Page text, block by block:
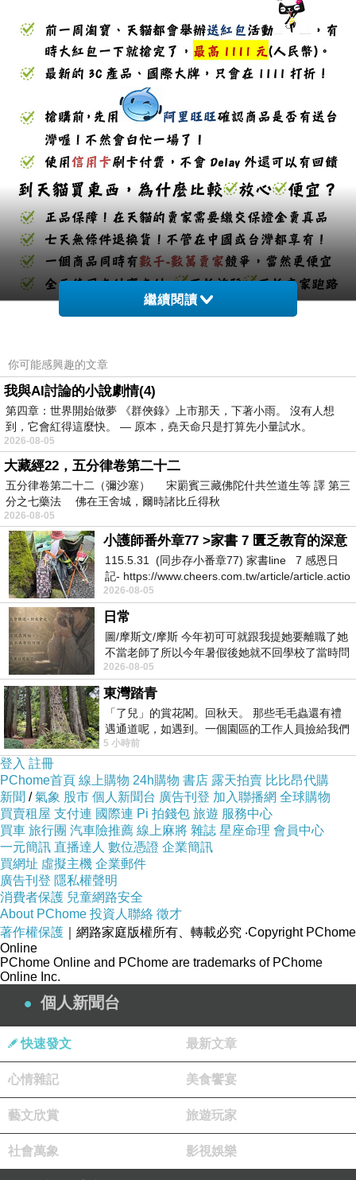
繼續閱讀
你可能感興趣的文章
我與AI討論的小說劇情(4)
第四章：世界開始做夢 《群俠錄》上市那天，下著小雨。 沒有人想
到，它會紅得這麼快。 — 原本，堯天命只是打算先小量試水。
2026-08-05
大藏經22，五分律卷第二十二
五分律卷第二十二（彌沙塞） 宋罽賓三藏佛陀什共竺道生等 譯 第三
分之七藥法 佛在王舍城，爾時諸比丘得秋
2026-08-05
小護師番外章77 >家書 7 匱乏教育的深意
115.5.31 (同步存小番章77) 家書line 7 感恩日
記- https://www.cheers.com.tw/article/article.actio
2026-08-05
日常
圖/摩斯文/摩斯 今年初可可就跟我提她要離職了她
不當老師了所以今年暑假後她就不回學校了當時問
她不是很喜歡幼幼班的小朋友嗎捨得不
2026-08-05
東灣踏青
「了兒」的賞花閣。回秋天。 那些毛毛蟲還有禮
遇通道呢，如遇到。一個園區的工作人員撿給我們
細賞。
5 小時前
登入 註冊
PChome首頁 線上購物 24h購物 書店 露天拍賣 比比昂代購
新聞 /氣象 股市 個人新聞台 廣告刊登 加入聯播網 全球購物
買賣租屋 支付連 國際連 Pi 拍錢包 旅遊 服務中心
買車 旅行團 汽車險推薦 線上麻將 雜誌 星座命理 會員中心
一元簡訊 直播達人 數位憑證 企業簡訊
買網址 虛擬主機 企業郵件
廣告刊登 隱私權聲明
消費者保護 兒童網路安全
About PChome 投資人聯絡 徵才
著作權保護 ｜網路家庭版權所有、轉載必究 ‧Copyright PChome
Online
PChome Online and PChome are trademarks of PChome
Online Inc.
個人新聞台
快速發文 最新文章
心情雜記 美食饗宴
藝文欣賞 旅遊玩家
社會萬象 影視娛樂